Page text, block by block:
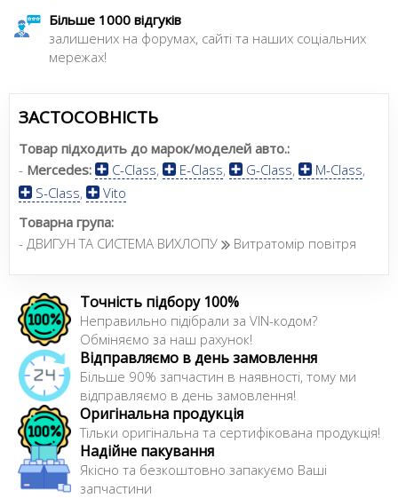
Більше 1000 відгуків
залишених на форумах, сайті та наших соціальних
мережах!
ЗАСТОСОВНІСТЬ
Товар підходить до марок/моделей авто.:
- Mercedes: C-Class, E-Class, G-Class, M-Class,
S-Class,
Vito
Товарна група:
- ДВИГУН ТА СИСТЕМА ВИХЛОПУ
Витратомір повітря
Точність підбору 100%
Неправильно підібрали за VIN-кодом?
Обміняємо за наш рахунок!
Відправляємо в день замовлення
Більше 90% запчастин в наявності, тому ми
відправляємо в день замовлення!
Оригінальна продукція
Тільки оригінальна та сертифікована продукція!
Надійне пакування
Якісно та безкоштовно запакуємо Ваші
запчастини